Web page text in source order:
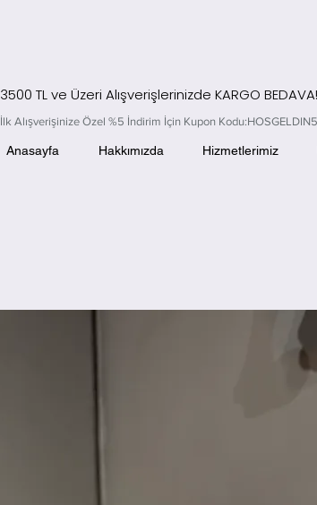
3500 TL ve Üzeri Alışverişlerinizde KARGO BEDAVA!
Anasayfa Hakkımızda Hizmetlerimiz
İlk Alışverişinize Özel %5 İndirim İçin Kupon Kodu:HOSGELDIN5